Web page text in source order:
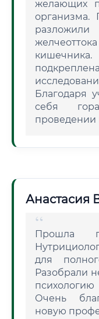
желающих
организма.
Благодаря
себя
проведении
Анастасия
Прошла
для
Разобрали
Очень
новую